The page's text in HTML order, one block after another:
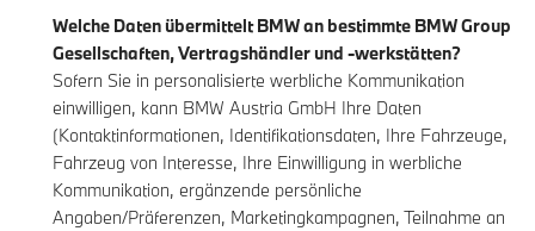
Welche Daten übermittelt BMW an bestimmte BMW Group
Gesellschaften, Vertragshändler und -werkstätten?
Sofern Sie in personalisierte werbliche Kommunikation
einwilligen, kann BMW Austria GmbH Ihre Daten
(Kontaktinformationen, Identifikationsdaten, Ihre Fahrzeuge,
Fahrzeug von Interesse, Ihre Einwilligung in werbliche
Kommunikation, ergänzende persönliche
Angaben/Präferenzen, Marketingkampagnen, Teilnahme an